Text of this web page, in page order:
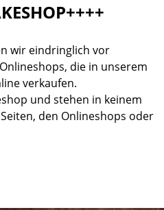
wir eindringlich vor
die in unserem
verkaufen.
und stehen in keinem
den Onlineshops oder